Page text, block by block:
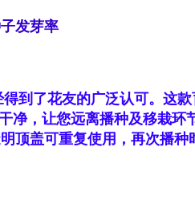
发芽率
到了花友的广泛认可。这
净，让您远离播种及移栽环
顶盖可重复使用，再次播种